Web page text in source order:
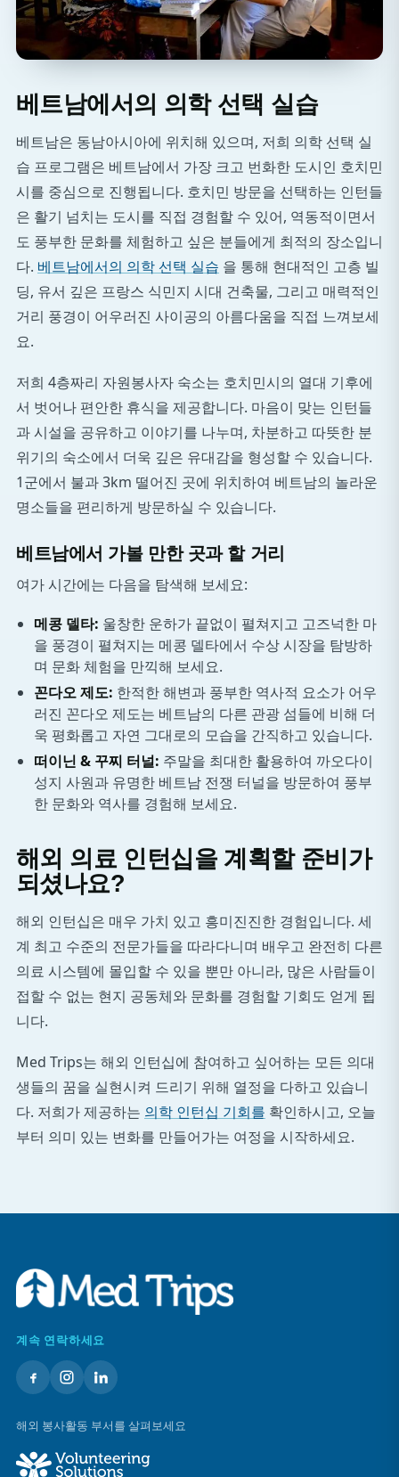
베트남에서의 의학 선택 실습
베트남은 동남아시아에 위치해 있으며, 저희 의학 선택 실
습 프로그램은 베트남에서 가장 크고 번화한 도시인 호치민
시를 중심으로 진행됩니다. 호치민 방문을 선택하는 인턴들
은 활기 넘치는 도시를 직접 경험할 수 있어, 역동적이면서
도 풍부한 문화를 체험하고 싶은 분들에게 최적의 장소입니
다. 베트남에서의 의학 선택 실습 을 통해 현대적인 고층 빌
딩, 유서 깊은 프랑스 식민지 시대 건축물, 그리고 매력적인
거리 풍경이 어우러진 사이공의 아름다움을 직접 느껴보세
요.
저희 4층짜리 자원봉사자 숙소는 호치민시의 열대 기후에
서 벗어나 편안한 휴식을 제공합니다. 마음이 맞는 인턴들
과 시설을 공유하고 이야기를 나누며, 차분하고 따뜻한 분
위기의 숙소에서 더욱 깊은 유대감을 형성할 수 있습니다.
1군에서 불과 3km 떨어진 곳에 위치하여 베트남의 놀라운
명소들을 편리하게 방문하실 수 있습니다.
베트남에서 가볼 만한 곳과 할 거리
여가 시간에는 다음을 탐색해 보세요:
메콩 델타: 울창한 운하가 끝없이 펼쳐지고 고즈넉한 마
을 풍경이 펼쳐지는 메콩 델타에서 수상 시장을 탐방하
며 문화 체험을 만끽해 보세요.
꼰다오 제도: 한적한 해변과 풍부한 역사적 요소가 어우
러진 꼰다오 제도는 베트남의 다른 관광 섬들에 비해 더
욱 평화롭고 자연 그대로의 모습을 간직하고 있습니다.
떠이닌 & 꾸찌 터널: 주말을 최대한 활용하여 까오다이
성지 사원과 유명한 베트남 전쟁 터널을 방문하여 풍부
한 문화와 역사를 경험해 보세요.
해외 의료 인턴십을 계획할 준비가
되셨나요?
해외 인턴십은 매우 가치 있고 흥미진진한 경험입니다. 세
계 최고 수준의 전문가들을 따라다니며 배우고 완전히 다른
의료 시스템에 몰입할 수 있을 뿐만 아니라, 많은 사람들이
접할 수 없는 현지 공동체와 문화를 경험할 기회도 얻게 됩
니다.
Med Trips는 해외 인턴십에 참여하고 싶어하는 모든 의대
생들의 꿈을 실현시켜 드리기 위해 열정을 다하고 있습니
다. 저희가 제공하는 의학 인턴십 기회를 확인하시고, 오늘
부터 의미 있는 변화를 만들어가는 여정을 시작하세요.
계속 연락하세요
해외 봉사활동 부서를 살펴보세요